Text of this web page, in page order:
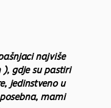
najviše
), gdje su pastiri
jedinstveno u
mami